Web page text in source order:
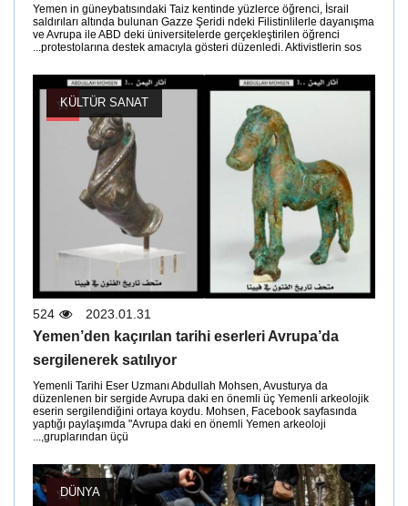
Yemen in güneybatısındaki Taiz kentinde yüzlerce öğrenci, İsrail
saldırıları altında bulunan Gazze Şeridi ndeki Filistinlilerle dayanışma
ve Avrupa ile ABD deki üniversitelerde gerçekleştirilen öğrenci
protestolarına destek amacıyla gösteri düzenledi. Aktivistlerin sos...
KÜLTÜR SANAT
2023.01.31
524
Yemen’den kaçırılan tarihi eserleri Avrupa’da
sergilenerek satılıyor
Yemenli Tarihi Eser Uzmanı Abdullah Mohsen, Avusturya da
düzenlenen bir sergide Avrupa daki en önemli üç Yemenli arkeolojik
eserin sergilendiğini ortaya koydu. Mohsen, Facebook sayfasında
yaptığı paylaşımda "Avrupa daki en önemli Yemen arkeoloji
gruplarından üçü,...
DÜNYA